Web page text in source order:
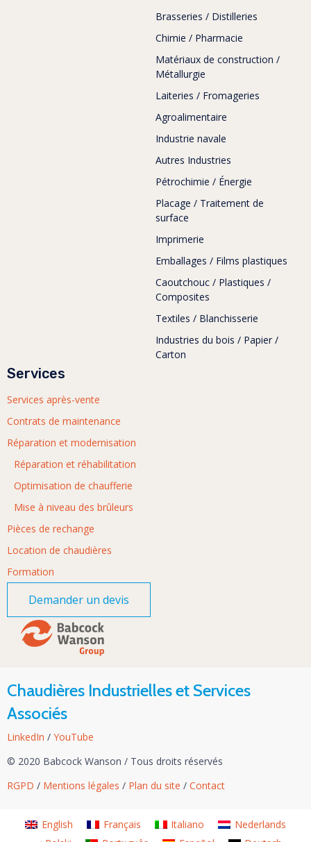
Brasseries / Distilleries
Chimie / Pharmacie
Matériaux de construction /
Métallurgie
Laiteries / Fromageries
Agroalimentaire
Industrie navale
Autres Industries
Pétrochimie / Énergie
Placage / Traitement de
surface
Imprimerie
Emballages / Films plastiques
Caoutchouc / Plastiques /
Composites
Textiles / Blanchisserie
Industries du bois / Papier /
Carton
Services
Services après-vente
Contrats de maintenance
Réparation et modernisation
Réparation et réhabilitation
Optimisation de chaufferie
Mise à niveau des brûleurs
Pièces de rechange
Location de chaudières
Formation
Demander un devis
Chaudières Industrielles et Services
Associés
LinkedIn / YouTube
© 2020 Babcock Wanson / Tous droits réservés
RGPD / Mentions légales / Plan du site / Contact
English Français Italiano
Nederlands